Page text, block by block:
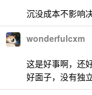
沉没成本不影响
wonderfulcxm
这是好事啊，还
好面子，没有独